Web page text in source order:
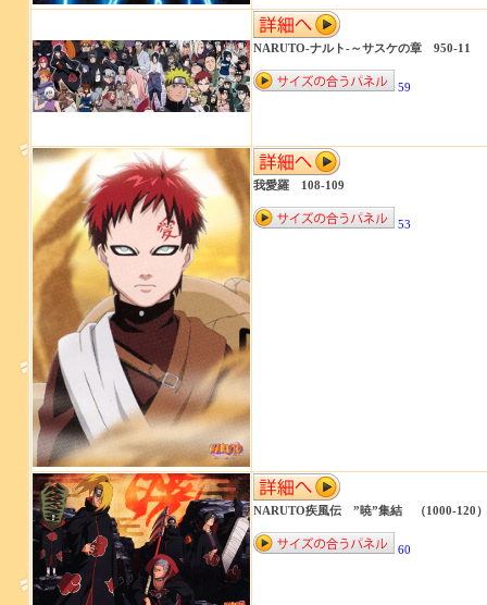
NARUTO-ナルト-～サスケの章 950-11
59
我愛羅 108-109
53
NARUTO疾風伝 ”暁”集結 （1000-120）
60